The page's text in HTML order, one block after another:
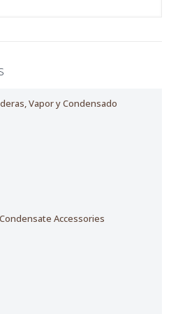
Vapor y Condensado
Accessories